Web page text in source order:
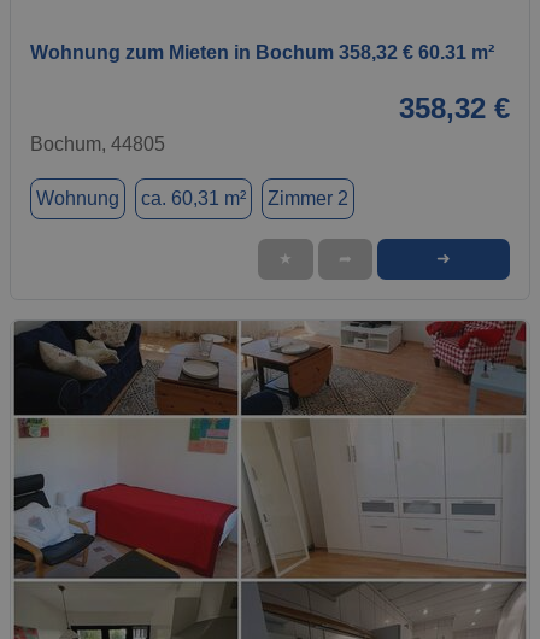
Wohnung zum Mieten in Bochum 358,32 € 60.31 m²
358,32 €
Bochum, 44805
Wohnung ca. 60,31 m² Zimmer 2
★ ➦ ➜